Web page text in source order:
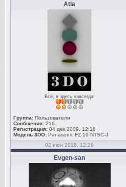
Atla
Всё, я здесь навсегда!
Группа: Пользователи
Сообщения: 216
Регистрация: 04 дек 2009, 12:18
Модель 3DO: Panasonic FZ-10 NTSC-J
02 июн 2018, 12:26
Evgen-san